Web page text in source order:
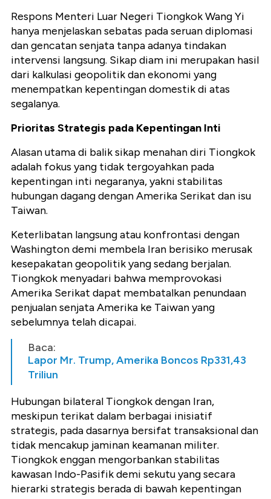
Respons Menteri Luar Negeri Tiongkok Wang Yi
hanya menjelaskan sebatas pada seruan diplomasi
dan gencatan senjata tanpa adanya tindakan
intervensi langsung. Sikap diam ini merupakan hasil
dari kalkulasi geopolitik dan ekonomi yang
menempatkan kepentingan domestik di atas
segalanya.
Prioritas Strategis pada Kepentingan Inti
Alasan utama di balik sikap menahan diri Tiongkok
adalah fokus yang tidak tergoyahkan pada
kepentingan inti negaranya, yakni stabilitas
hubungan dagang dengan Amerika Serikat dan isu
Taiwan.
Keterlibatan langsung atau konfrontasi dengan
Washington demi membela Iran berisiko merusak
kesepakatan geopolitik yang sedang berjalan.
Tiongkok menyadari bahwa memprovokasi
Amerika Serikat dapat membatalkan penundaan
penjualan senjata Amerika ke Taiwan yang
sebelumnya telah dicapai.
Baca:
Lapor Mr. Trump, Amerika Boncos Rp331,43
Triliun
Hubungan bilateral Tiongkok dengan Iran,
meskipun terikat dalam berbagai inisiatif
strategis, pada dasarnya bersifat transaksional dan
tidak mencakup jaminan keamanan militer.
Tiongkok enggan mengorbankan stabilitas
kawasan Indo-Pasifik demi sekutu yang secara
hierarki strategis berada di bawah kepentingan